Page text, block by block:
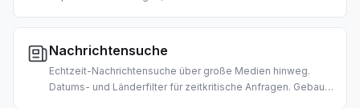
KI-gestützte Fundamentalanalyse und Due Diligence.
Nachrichtensuche
Echtzeit-Nachrichtensuche über große Medien hinweg.
Datums- und Länderfilter für zeitkritische Anfragen. Gebaut